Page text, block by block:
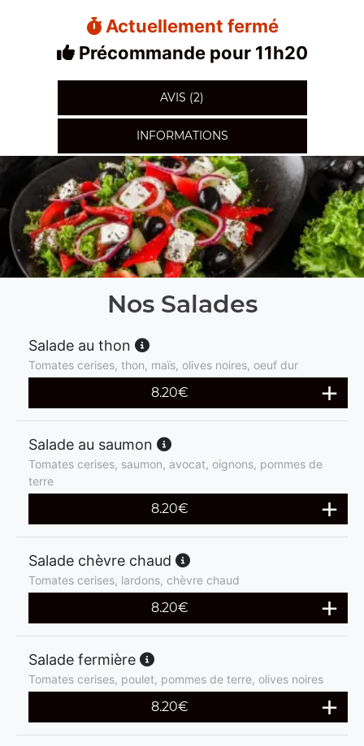
Actuellement fermé
Précommande pour 11h20
AVIS (2)
INFORMATIONS
Nos Salades
Salade au thon
Tomates cerises, thon, maïs, olives noires, oeuf dur
8.20€
Salade au saumon
Tomates cerises, saumon, avocat, oignons, pommes de
terre
8.20€
Salade chèvre chaud
Tomates cerises, lardons, chèvre chaud
8.20€
Salade fermière
Tomates cerises, poulet, pommes de terre, olives noires
8.20€